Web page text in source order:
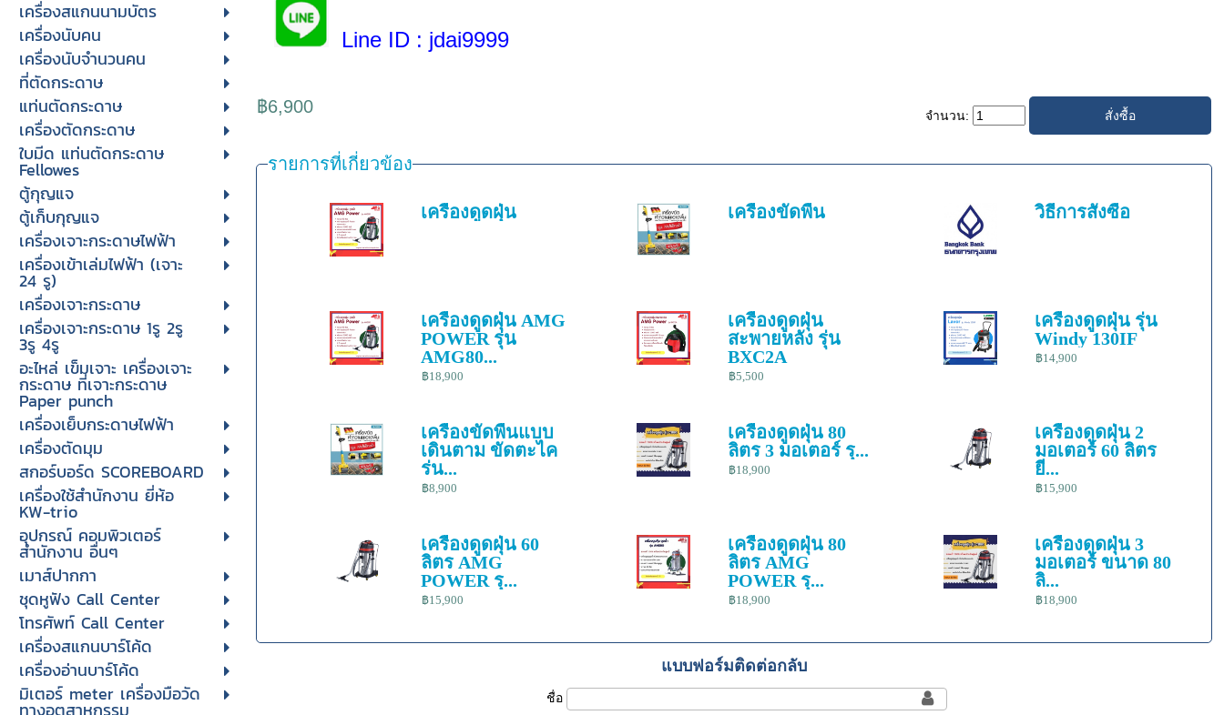
เครื่องสแกนนามบัตร
เครื่องนับคน
เครื่องนับจํานวนคน
ที่ตัดกระดาษ
แท่นตัดกระดาษ
เครื่องตัดกระดาษ
ใบมีด แท่นตัดกระดาษ
Fellowes
ตู้กุญแจ
ตู้เก็บกุญแจ
เครื่องเจาะกระดาษไฟฟ้า
เครื่องเข้าเล่มไฟฟ้า (เจาะ
24 รู)
เครื่องเจาะกระดาษ
เครื่องเจาะกระดาษ 1รู 2รู
3รู 4รู
อะไหล่ เข็มเจาะ เครื่องเจาะ
กระดาษ ที่เจาะกระดาษ
Paper punch
เครื่องเย็บกระดาษไฟฟ้า
เครื่องตัดมุม
สกอร์บอร์ด SCOREBOARD
เครื่องใช้สำนักงาน ยี่ห้อ
KW-trio
อุปกรณ์ คอมพิวเตอร์
สำนักงาน อื่นๆ
เมาส์ปากกา
ชุดหูฟัง Call Center
โทรศัพท์ Call Center
เครื่องสแกนบาร์โค้ด
เครื่องอ่านบาร์โค้ด
มิเตอร์ meter เครื่องมือวัด
ทางอุตสาหกรรม
Line ID : jdai9999
฿6,900 จำนวน:
รายการที่เกี่ยวข้อง
เครื่องดูดฝุ่น เครื่องขัดพื้น วิธีการสั่งซื้อ
เครื่องดูดฝุ่น AMG
POWER รุ่น
AMG80...
฿18,900
เครื่องดูดฝุ่น
สะพายหลัง รุ่น
BXC2A
฿5,500
เครื่องดูดฝุ่น รุ่น
Windy 130IF
฿14,900
เครื่องขัดพื้นแบบ
เดินตาม ขัดตะไค
ร่น...
฿8,900
เครื่องดูดฝุ่น 80
ลิตร 3 มอเตอร์ รุ...
฿18,900
เครื่องดูดฝุ่น 2
มอเตอร์ 60 ลิตร
ยี...
฿15,900
เครื่องดูดฝุ่น 60
ลิตร AMG
POWER รุ...
฿15,900
เครื่องดูดฝุ่น 80
ลิตร AMG
POWER รุ...
฿18,900
เครื่องดูดฝุ่น 3
มอเตอร์ ขนาด 80
ลิ...
฿18,900
แบบฟอร์มติดต่อกลับ
ชื่อ